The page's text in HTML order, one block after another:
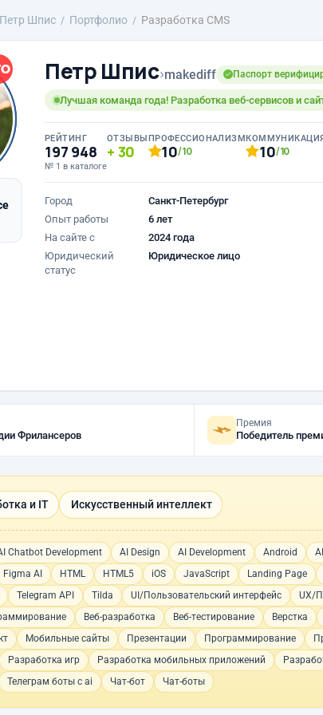
Петр Шпис Портфолио Разработка CMS
Петр Шпис›makediff Паспорт
Лучшая команда года! Разработка веб-сервисов и
РЕЙТИНГ
197 948
№ 1 в каталоге
ОТЗЫВЫ
30
ПРОФЕССИОНАЛИЗМ
10/10 10/10
Город
Санкт-Петербург
Опыт работы
6 лет
На сайте с
2024 года
Юридический
статус
Юридическое лицо
Фрилансеров
Премия
и IT Искусственный интеллект
Chatbot Development AI Design AI Development Android
Figma AI HTML HTML5 iOS JavaScript Landing Page
Telegram API Tilda UI/Пользовательский интерфейс UX/
Веб-разработка Веб-тестирование Верстка
Мобильные сайты Презентации Программирование
Разработка игр Разработка мобильных приложений
Телеграм боты с ai Чат-бот Чат-боты